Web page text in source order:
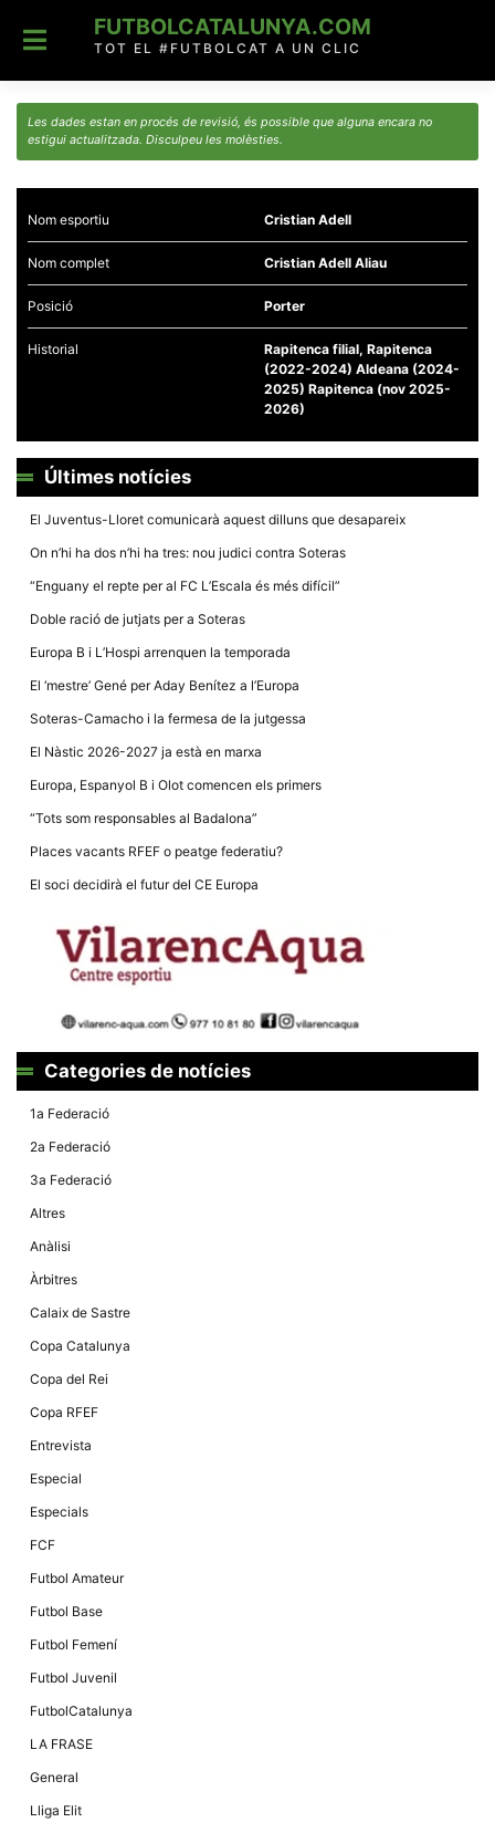
content
FUTBOLCATALUNYA.COM
TOT EL #FUTBOLCAT A UN CLIC
Les dades estan en procés de revisió, és possible que alguna encara no
estigui actualitzada. Disculpeu les molèsties.
Nom esportiu Cristian Adell
Nom complet Cristian Adell Aliau
Posició Porter
Historial
Rapitenca filial, Rapitenca
(2022-2024) Aldeana (2024-
2025) Rapitenca (nov 2025-
2026)
Últimes notícies
El Juventus-Lloret comunicarà aquest dilluns que desapareix
On n’hi ha dos n’hi ha tres: nou judici contra Soteras
“Enguany el repte per al FC L’Escala és més difícil”
Doble ració de jutjats per a Soteras
Europa B i L’Hospi arrenquen la temporada
El ‘mestre’ Gené per Aday Benítez a l’Europa
Soteras-Camacho i la fermesa de la jutgessa
El Nàstic 2026-2027 ja està en marxa
Europa, Espanyol B i Olot comencen els primers
“Tots som responsables al Badalona”
Places vacants RFEF o peatge federatiu?
El soci decidirà el futur del CE Europa
Categories de notícies
1a Federació
2a Federació
3a Federació
Altres
Anàlisi
Àrbitres
Calaix de Sastre
Copa Catalunya
Copa del Rei
Copa RFEF
Entrevista
Especial
Especials
FCF
Futbol Amateur
Futbol Base
Futbol Femení
Futbol Juvenil
FutbolCatalunya
LA FRASE
General
Lliga Elit
cookies no
opcionals,
necessàries
tècnic de la
web.
anònima d'ús
del lloc web
i la seva
estructura.